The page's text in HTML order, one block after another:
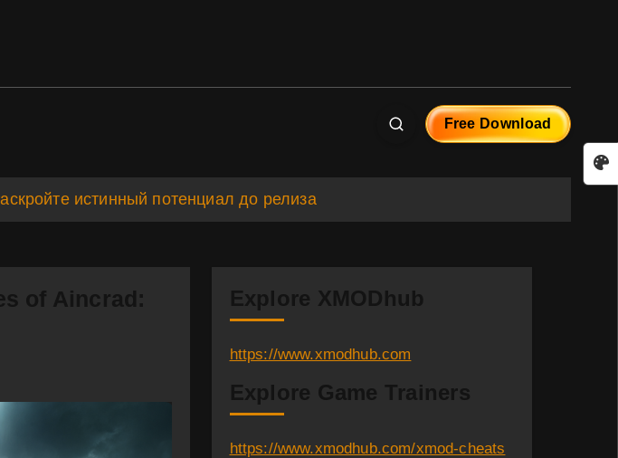
Free Download
истинный потенциал до релиза
of Aincrad:
Explore XMODhub
https://www.xmodhub.com
Explore Game Trainers
https://www.xmodhub.com/xmod-cheats